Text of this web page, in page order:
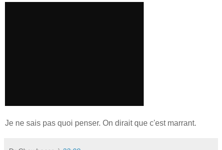
Je ne sais pas quoi penser. On dirait que c'est marrant.